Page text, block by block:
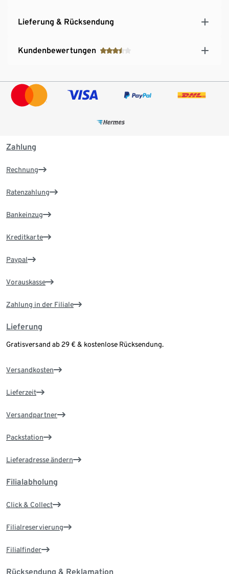
Lieferung & Rücksendung
Kundenbewertungen
Zahlung
Rechnung
Ratenzahlung
Bankeinzug
Kreditkarte
Paypal
Vorauskasse
Zahlung in der Filiale
Lieferung
Gratisversand ab 29 € & kostenlose Rücksendung.
Versandkosten
Lieferzeit
Versandpartner
Packstation
Lieferadresse ändern
Filialabholung
Click & Collect
Filialreservierung
Filialfinder
Rücksendung & Reklamation